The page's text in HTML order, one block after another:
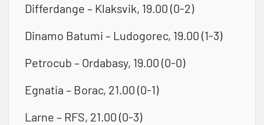
Differdange – Klaksvik, 19.00 (0-2)
Dinamo Batumi – Ludogorec, 19.00 (1-3)
Petrocub – Ordabasy, 19.00 (0-0)
Egnatia – Borac, 21.00 (0-1)
Larne – RFS, 21.00 (0-3)